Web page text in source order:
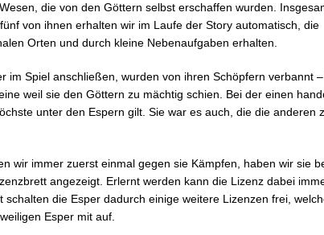
die von den Göttern selbst erschaffen wurden.
von ihnen erhalten wir im Laufe der Story automatisch, die
Orten und durch kleine Nebenaufgaben erhalten.
im Spiel anschließen, wurden von ihren Schöpfern verbannt
weil sie den Göttern zu mächtig schien. Bei der einen
unter den Espern gilt. Sie war es auch, die die anderen
wir immer zuerst einmal gegen sie Kämpfen, haben wir sie
angezeigt. Erlernt werden kann die Lizenz dabei
schalten die Esper dadurch einige weitere Lizenzen frei,
Esper mit auf.